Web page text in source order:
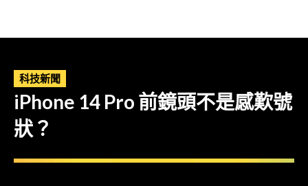
科技新聞
iPhone 14 Pro 前鏡頭不是感歎號
狀？